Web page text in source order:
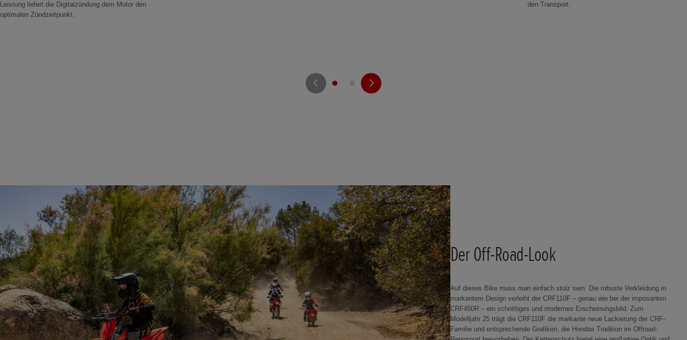
Leistung liefert die Digitalzündung dem Motor den
optimalen Zündzeitpunkt.
den Transport.
Der Off-Road-Look
Auf dieses Bike muss man einfach stolz sein. Die robuste Verkleidung in
markantem Design verleiht der CRF110F – genau wie bei der imposanten
CRF450R – ein schnittiges und modernes Erscheinungsbild. Zum
Modelljahr 25 trägt die CRF110F die markante neue Lackierung der CRF-
Familie und entsprechende Grafiken, die Hondas Tradition im Offroad-